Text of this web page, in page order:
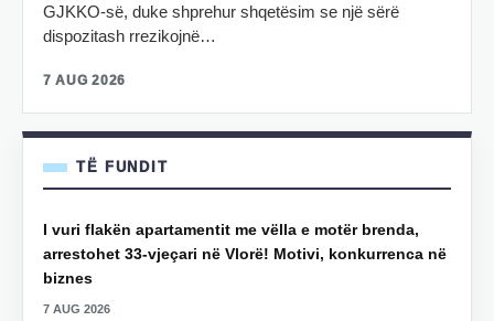
GJKKO-së, duke shprehur shqetësim se një sërë
dispozitash rrezikojnë…
7 AUG 2026
TË FUNDIT
I vuri flakën apartamentit me vëlla e motër brenda,
arrestohet 33-vjeçari në Vlorë! Motivi, konkurrenca në
biznes
7 AUG 2026